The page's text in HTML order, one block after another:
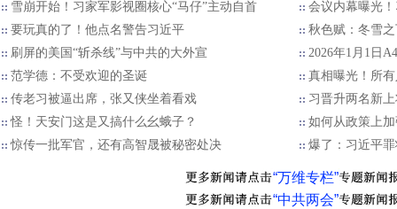
雪崩开始！习家军影视圈核心“马仔”主动自首
会议内幕曝光
要玩真的了！他点名警告习近平
秋色赋：冬雪
刷屏的美国“斩杀线”与中共的大外宣
2026年1月1日
范学德：不受欢迎的圣诞
真相曝光！所
传老习被逼出席，张又侠坐着看戏
习晋升两名新
怪！天安门这是又搞什么幺蛾子？
如何从政策上
惊传一批军官，还有高智晟被秘密处决
爆了：习近平
“万维专栏”
“中共两会”